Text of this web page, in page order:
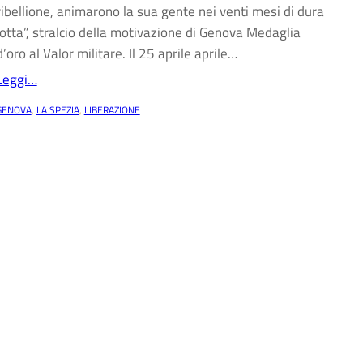
animarono la sua gente nei venti mesi di dura
stralcio della motivazione di Genova Medaglia
al Valor militare. Il 25 aprile aprile…
, LA SPEZIA, LIBERAZIONE